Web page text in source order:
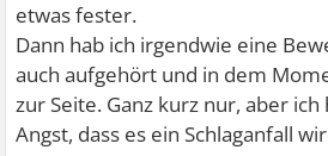
etwas fester.
Dann hab ich irgendwie eine
auch aufgehört und in dem
zur Seite. Ganz kurz nur, aber
Angst, dass es ein Schlaganfall